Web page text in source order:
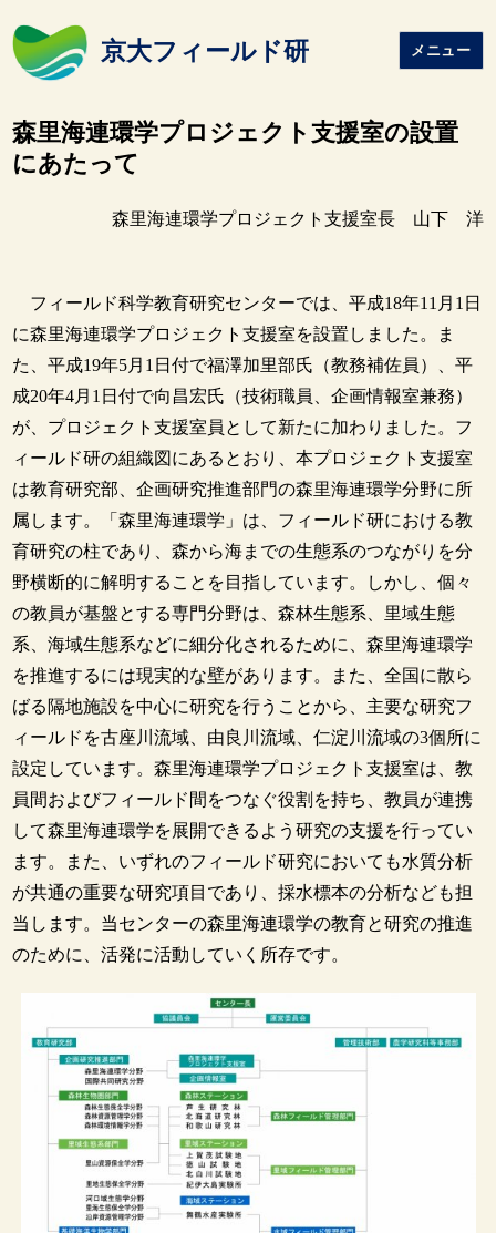
京大フィールド研 メニュー
森里海連環学プロジェクト支援室の設置
にあたって
森里海連環学プロジェクト支援室長 山下 洋
フィールド科学教育研究センターでは、平成18年11月1日
に森里海連環学プロジェクト支援室を設置しました。ま
た、平成19年5月1日付で福澤加里部氏（教務補佐員）、平
成20年4月1日付で向昌宏氏（技術職員、企画情報室兼務）
が、プロジェクト支援室員として新たに加わりました。フ
ィールド研の組織図にあるとおり、本プロジェクト支援室
は教育研究部、企画研究推進部門の森里海連環学分野に所
属します。「森里海連環学」は、フィールド研における教
育研究の柱であり、森から海までの生態系のつながりを分
野横断的に解明することを目指しています。しかし、個々
の教員が基盤とする専門分野は、森林生態系、里域生態
系、海域生態系などに細分化されるために、森里海連環学
を推進するには現実的な壁があります。また、全国に散ら
ばる隔地施設を中心に研究を行うことから、主要な研究フ
ィールドを古座川流域、由良川流域、仁淀川流域の3個所に
設定しています。森里海連環学プロジェクト支援室は、教
員間およびフィールド間をつなぐ役割を持ち、教員が連携
して森里海連環学を展開できるよう研究の支援を行ってい
ます。また、いずれのフィールド研究においても水質分析
が共通の重要な研究項目であり、採水標本の分析なども担
当します。当センターの森里海連環学の教育と研究の推進
のために、活発に活動していく所存です。